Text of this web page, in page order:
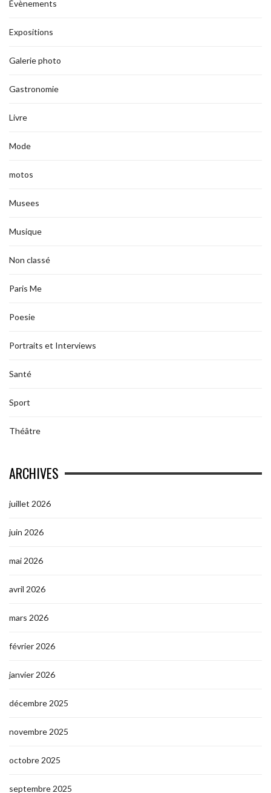
Évènements
Expositions
Galerie photo
Gastronomie
Livre
Mode
motos
Musees
Musique
Non classé
Paris Me
Poesie
Portraits et Interviews
Santé
Sport
Théâtre
ARCHIVES
juillet 2026
juin 2026
mai 2026
avril 2026
mars 2026
février 2026
janvier 2026
décembre 2025
novembre 2025
octobre 2025
septembre 2025